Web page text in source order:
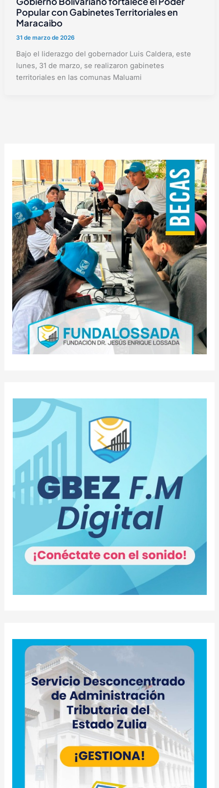
Popular con Gabinetes Territoriales en
Maracaibo
31 de marzo de 2026
Bajo el liderazgo del gobernador Luis Caldera, este
lunes, 31 de marzo, se realizaron gabinetes
territoriales en las comunas Maluami